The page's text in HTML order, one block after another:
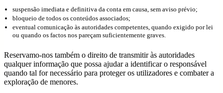
suspensão imediata e definitiva da conta em causa, sem aviso prévio;
bloqueio de todos os conteúdos associados;
eventual comunicação às autoridades competentes, quando exigido por lei
ou quando os factos nos pareçam suficientemente graves.
Reservamo-nos também o direito de transmitir às autoridades
qualquer informação que possa ajudar a identificar o responsável
quando tal for necessário para proteger os utilizadores e combater a
exploração de menores.